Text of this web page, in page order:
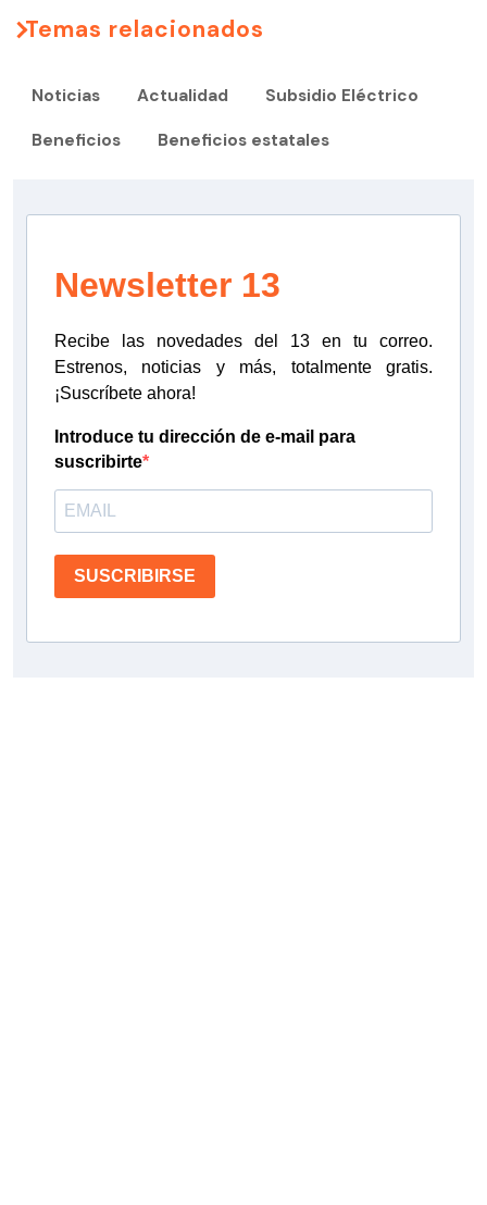
Temas relacionados
Noticias Actualidad Subsidio Eléctrico
Beneficios Beneficios estatales
Newsletter 13
Recibe las novedades del 13 en tu correo.
Estrenos, noticias y más, totalmente gratis.
¡Suscríbete ahora!
Introduce tu dirección de e-mail para
suscribirte
SUSCRIBIRSE